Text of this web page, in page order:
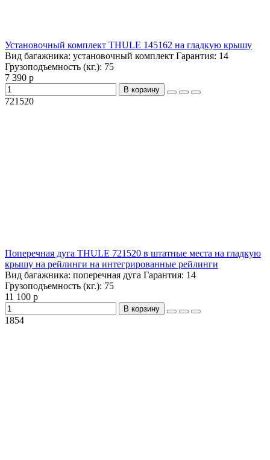
Установочный комплект THULE 145162 на гладкую крышу
Вид багажника: установочный комплект Гарантия: 14
Грузоподъемность (кг.): 75
7 390 р
В корзину
721520
Поперечная дуга THULE 721520 в штатные места на гладкую
крышу на рейлинги на интегрированные рейлинги
Вид багажника: поперечная дуга Гарантия: 14
Грузоподъемность (кг.): 75
11 100 р
В корзину
1854